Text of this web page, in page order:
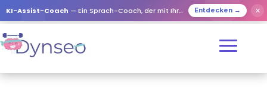
KI-Assist-Coach — Ein Sprach-Coach, der mit Ihren Lieben spielt Entdecken → ✕